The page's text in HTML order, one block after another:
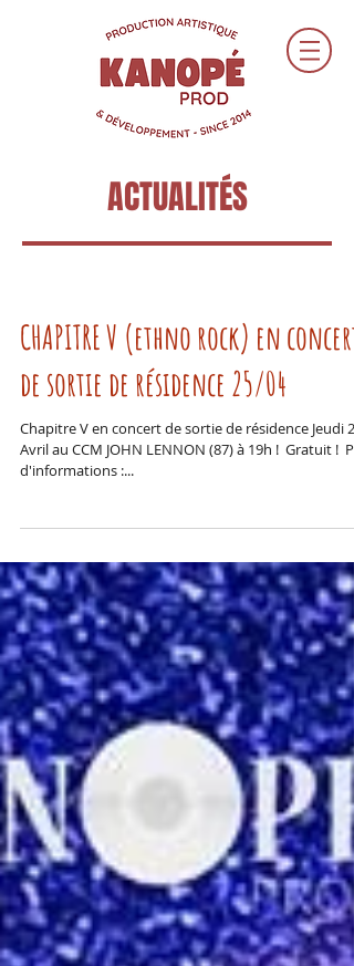
ACTUALITÉS
CHAPITRE V (ethno rock) en concert
de sortie de résidence 25/04
Chapitre V en concert de sortie de résidence Jeudi 25
Avril au CCM JOHN LENNON (87) à 19h ! ​ Gratuit !
d'informations :...